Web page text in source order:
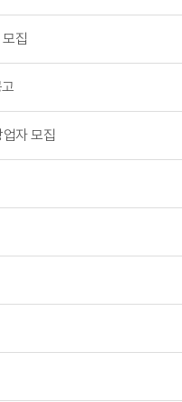
집
자 모집